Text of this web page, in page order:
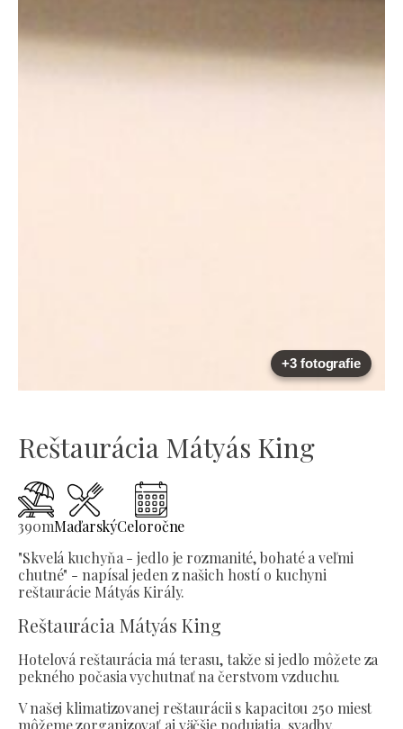
+3 fotografie
Reštaurácia Mátyás King
390mMaďarskýCeloročne
"Skvelá kuchyňa - jedlo je rozmanité, bohaté a veľmi
chutné" - napísal jeden z našich hostí o kuchyni
reštaurácie Mátyás Király.
Reštaurácia Mátyás King
Hotelová reštaurácia má terasu, takže si jedlo môžete za
pekného počasia vychutnať na čerstvom vzduchu.
V našej klimatizovanej reštaurácii s kapacitou 250 miest
môžeme zorganizovať aj väčšie podujatia, svadby.